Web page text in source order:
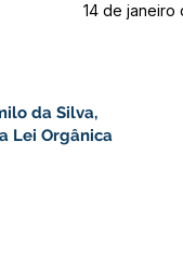
14 de janeiro
da Silva,
Lei Orgânica